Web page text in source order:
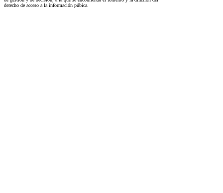
derecho de acceso a la información púbica.